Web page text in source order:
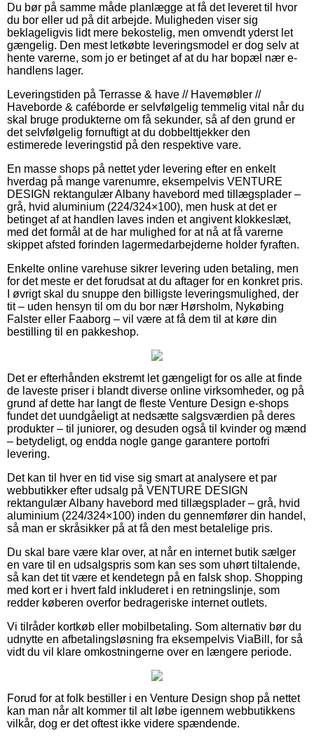
Du bør på samme måde planlægge at få det leveret til hvor
du bor eller ud på dit arbejde. Muligheden viser sig
beklageligvis lidt mere bekostelig, men omvendt yderst let
gængelig. Den mest letkøbte leveringsmodel er dog selv at
hente varerne, som jo er betinget af at du har bopæl nær e-
handlens lager.
Leveringstiden på Terrasse & have // Havemøbler //
Haveborde & caféborde er selvfølgelig temmelig vital når du
skal bruge produkterne om få sekunder, så af den grund er
det selvfølgelig fornuftigt at du dobbelttjekker den
estimerede leveringstid på den respektive vare.
En masse shops på nettet yder levering efter en enkelt
hverdag på mange varenumre, eksempelvis VENTURE
DESIGN rektangulær Albany havebord med tillægsplader –
grå, hvid aluminium (224/324×100), men husk at det er
betinget af at handlen laves inden et angivent klokkeslæt,
med det formål at de har mulighed for at nå at få varerne
skippet afsted forinden lagermedarbejderne holder fyraften.
Enkelte online varehuse sikrer levering uden betaling, men
for det meste er det forudsat at du aftager for en konkret pris.
I øvrigt skal du snuppe den billigste leveringsmulighed, der
tit – uden hensyn til om du bor nær Hørsholm, Nykøbing
Falster eller Faaborg – vil være at få dem til at køre din
bestilling til en pakkeshop.
Det er efterhånden ekstremt let gængeligt for os alle at finde
de laveste priser i blandt diverse online virksomheder, og på
grund af dette har langt de fleste Venture Design e-shops
fundet det uundgåeligt at nedsætte salgsværdien på deres
produkter – til juniorer, og desuden også til kvinder og mænd
– betydeligt, og endda nogle gange garantere portofri
levering.
Det kan til hver en tid vise sig smart at analysere et par
webbutikker efter udsalg på VENTURE DESIGN
rektangulær Albany havebord med tillægsplader – grå, hvid
aluminium (224/324×100) inden du gennemfører din handel,
så man er skråsikker på at få den mest betalelige pris.
Du skal bare være klar over, at når en internet butik sælger
en vare til en udsalgspris som kan ses som uhørt tiltalende,
så kan det tit være et kendetegn på en falsk shop. Shopping
med kort er i hvert fald inkluderet i en retningslinje, som
redder køberen overfor bedrageriske internet outlets.
Vi tilråder kortkøb eller mobilbetaling. Som alternativ bør du
udnytte en afbetalingsløsning fra eksempelvis ViaBill, for så
vidt du vil klare omkostningerne over en længere periode.
Forud for at folk bestiller i en Venture Design shop på nettet
kan man når alt kommer til alt løbe igennem webbutikkens
vilkår, dog er det oftest ikke videre spændende.